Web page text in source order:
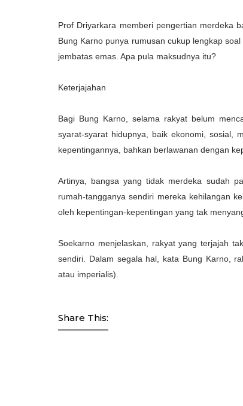
Prof Driyarkara memberi pengertian merdeka
Bung Karno punya rumusan cukup lengkap
jembatas emas. Apa pula maksudnya itu?
Keterjajahan
Bagi Bung Karno, selama rakyat belum
syarat-syarat hidupnya, baik ekonomi, sosial,
kepentingannya, bahkan berlawanan dengan
Artinya, bangsa yang tidak merdeka sudah
rumah-tangganya sendiri mereka kehilangan
oleh kepentingan-kepentingan yang tak
Soekarno menjelaskan, rakyat yang terjajah
sendiri. Dalam segala hal, kata Bung Karno,
atau imperialis).
Share This: